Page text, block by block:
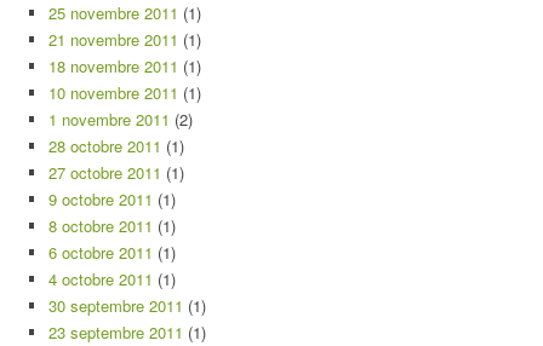
25 novembre 2011 (1)
21 novembre 2011 (1)
18 novembre 2011 (1)
10 novembre 2011 (1)
1 novembre 2011 (2)
28 octobre 2011 (1)
27 octobre 2011 (1)
9 octobre 2011 (1)
8 octobre 2011 (1)
6 octobre 2011 (1)
4 octobre 2011 (1)
30 septembre 2011 (1)
23 septembre 2011 (1)